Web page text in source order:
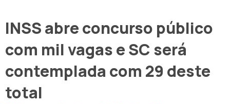
INSS abre concurso público
com mil vagas e SC será
contemplada com 29 deste
total